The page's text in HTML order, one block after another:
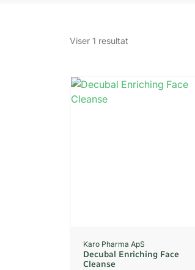
Viser 1 resultat
Karo Pharma ApS
Decubal Enriching Face
Cleanse